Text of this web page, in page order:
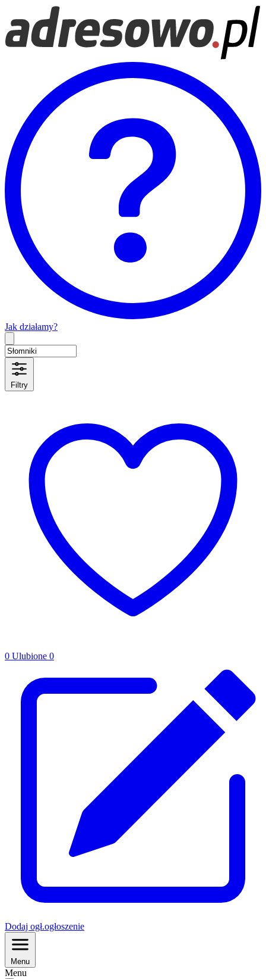
Jak działamy?
Filtry
0 Ulubione 0
Dodaj ogł.ogłoszenie
Menu
Menu